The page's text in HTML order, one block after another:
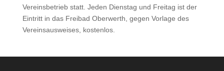
Vereinsbetrieb statt. Jeden Dienstag und Freitag ist der
Eintritt in das Freibad Oberwerth, gegen Vorlage des
Vereinsausweises, kostenlos.